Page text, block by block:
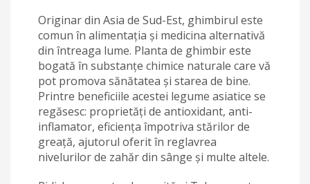
Originar din Asia de Sud-Est, ghimbirul este
comun în alimentația și medicina alternativă
din întreaga lume. Planta de ghimbir este
bogată în substanțe chimice naturale care vă
pot promova sănătatea și starea de bine.
Printre beneficiile acestei legume asiatice se
regăsesc: proprietăți de antioxidant, anti-
inflamator, eficiența împotriva stărilor de
greață, ajutorul oferit în reglavrea
nivelurilor de zahăr din sânge și multe altele.